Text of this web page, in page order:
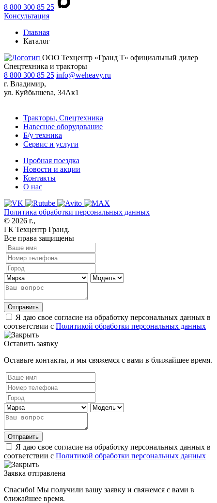
8 800 300 85 25
Консультация
Главная
Каталог
ООО Техцентр «Гранд Т» официальный дилер
Спецтехника и тракторы
8 800 300 85 25 info@weheavy.ru
г. Владимир,
ул. Куйбышева, 34Ак1
Тракторы, Спецтехника
Навесное оборудование
Б/у техника
Сервис и услуги
Пробная поездка
Новости и акции
Контакты
О нас
Политика обработки персональных данных
© 2026 г.,
ГК Техцентр Гранд.
Все права защищены
Отправить
Я даю свое согласие на обработку персональных данных в
соответствии с Политикой обработки персональных данных
Оставить заявку
Оставьте контакты, и мы свяжемся с вами в ближайшее время.
Отправить
Я даю свое согласие на обработку персональных данных в
соответствии с Политикой обработки персональных данных
Заявка отправлена
Спасибо! Мы получили вашу заявку и свяжемся с вами в
ближайшее время.